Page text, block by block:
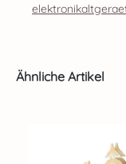
Produktgalerie
Ähnliche Artikel